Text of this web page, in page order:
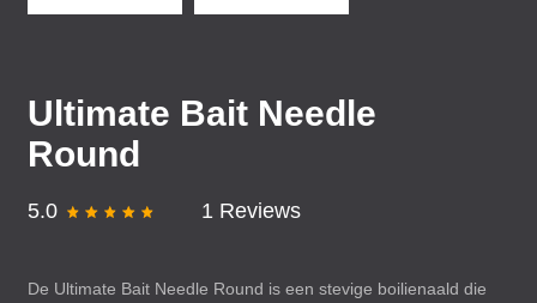
Ultimate Bait Needle
Round
5.0 1 Reviews
De Ultimate Bait Needle Round is een stevige boilienaald die